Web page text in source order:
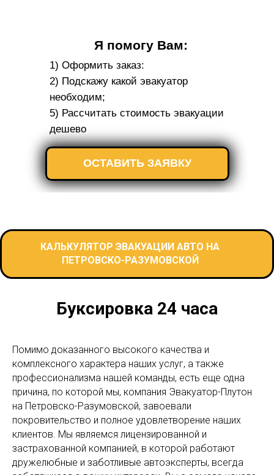
Я помогу Вам:
1) Оформить заказ:
2) Подскажу какой эвакуатор
необходим;
5) Рассчитать стоимость эвакуации
дешево
ОСТАВИТЬ ЗАЯВКУ
КАЛЬКУЛЯТОР ЭВАКУАЦИИ АВТО НА
ПЕТРОВСКО-РАЗУМОВСКОЙ
Буксировка 24 часа
Помимо доказанного высокого качества и
комплексного характера наших услуг, а также
профессионализма нашей команды, есть еще одна
причина, по которой мы, компания Эвакуатор-Плутон
на Петровско-Разумовской, завоевали
покровительство и полное удовлетворение наших
клиентов. Мы являемся лицензированной и
застрахованной компанией, в которой работают
дружелюбные и заботливые автоэксперты, всегда